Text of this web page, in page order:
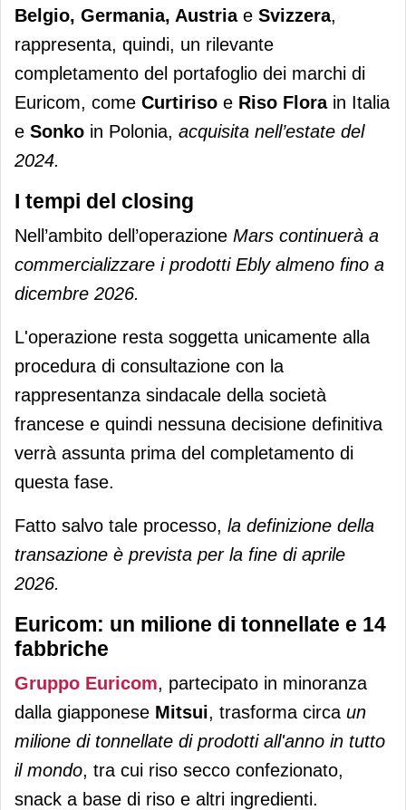
Belgio, Germania, Austria e Svizzera,
rappresenta, quindi, un rilevante
completamento del portafoglio dei marchi di
Euricom, come Curtiriso e Riso Florain Italia
e Sonko in Polonia, acquisita nell’estate del
2024.
I tempi del closing
Nell’ambito dell’operazione Mars continuerà a
commercializzare i prodotti Ebly almeno fino a
dicembre 2026.
L'operazione resta soggetta unicamente alla
procedura di consultazione con la
rappresentanza sindacale della società
francese e quindi nessuna decisione definitiva
verrà assunta prima del completamento di
questa fase.
Fatto salvo tale processo, la definizione della
transazione è prevista per la fine di aprile
2026.
Euricom: un milione di tonnellate e 14
fabbriche
Gruppo Euricom, partecipato in minoranza
dalla giapponese Mitsui, trasforma circa un
milione di tonnellate di prodotti all'anno in tutto
il mondo, tra cui riso secco confezionato,
snack a base di riso e altri ingredienti.